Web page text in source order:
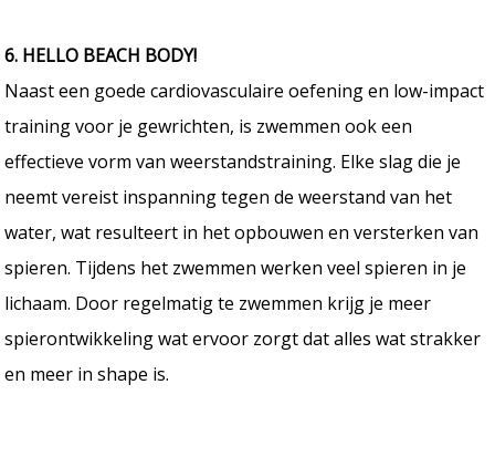
6. HELLO BEACH BODY!
Naast een goede cardiovasculaire oefening en low-impact
training voor je gewrichten, is zwemmen ook een
effectieve vorm van weerstandstraining. Elke slag die je
neemt vereist inspanning tegen de weerstand van het
water, wat resulteert in het opbouwen en versterken van
spieren. Tijdens het zwemmen werken veel spieren in je
lichaam. Door regelmatig te zwemmen krijg je meer
spierontwikkeling wat ervoor zorgt dat alles wat strakker
en meer in shape is.